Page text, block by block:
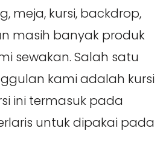
meja, kursi, backdrop,
masih banyak produk
sewakan. Salah satu
kami adalah kursi
ini termasuk pada
untuk dipakai pada